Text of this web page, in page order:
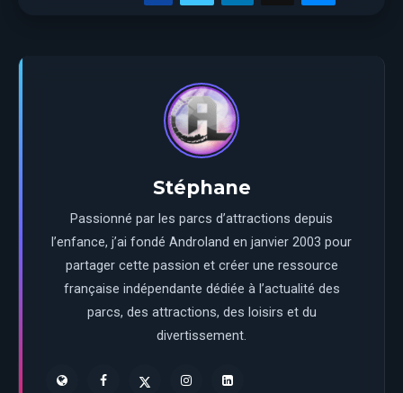
Stéphane
Passionné par les parcs d’attractions depuis
l’enfance, j’ai fondé Androland en janvier 2003 pour
partager cette passion et créer une ressource
française indépendante dédiée à l’actualité des
parcs, des attractions, des loisirs et du
divertissement.